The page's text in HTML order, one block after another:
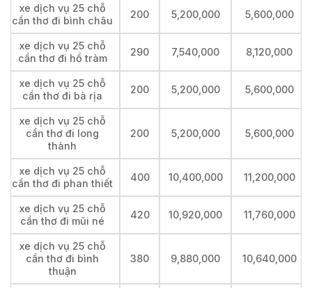
xe dịch vụ 25 chỗ
cần thơ đi bình châu
200 5,200,000 5,600,000
xe dịch vụ 25 chỗ
cần thơ đi hồ tràm
290 7,540,000 8,120,000
xe dịch vụ 25 chỗ
cần thơ đi bà rịa
200 5,200,000 5,600,000
xe dịch vụ 25 chỗ
cần thơ đi long
thành
200 5,200,000 5,600,000
xe dịch vụ 25 chỗ
cần thơ đi phan thiết
400 10,400,000 11,200,000
xe dịch vụ 25 chỗ
cần thơ đi mũi né
420 10,920,000 11,760,000
xe dịch vụ 25 chỗ
cần thơ đi bình
thuận
380 9,880,000 10,640,000